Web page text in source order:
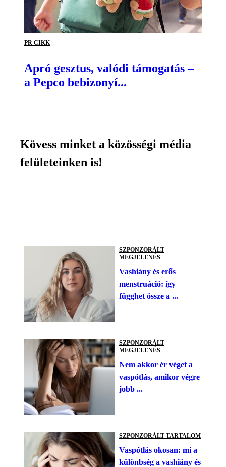
PR CIKK
Apró gesztus, valódi támogatás –
a Pepco bebizonyí...
Kövess minket a közösségi média
felületeinken is!
SZPONZORÁLT
MEGJELENÉS
Vashiány és erős
menstruáció: így
függhet össze a ...
SZPONZORÁLT
MEGJELENÉS
Nem akkor ér véget a
vaspótlás, amikor végre
jobb ...
SZPONZORÁLT TARTALOM
Vaspótlás okosan: mi a
különbség a vashiány és